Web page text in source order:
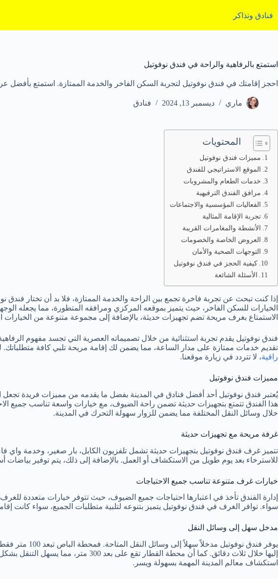
إلى
المحتوى
فنادق وتذاكر
استمتع بالرفاهية والراحة في فندق نوفوتيل
احجز إقامتك في فندق نوفوتيل لتجربة السكن الفاخر والخدمة الممتازة. استمتع بأفضل
ماري ديسمبر 13, 2024 فنادق
المحتويات
مميزات فندق نوفوتيل
الموقع الاستراتيجي للفندق
خدمات الطعام والمشروبات
مرافق الفندق الترفيهية
الفعاليات المؤسسية والاجتماعات
تجربة الإقامة المثالية
الأنشطة والمغامرات القريبة
العروض الخاصة والخصومات
التوجهات الصحية والأمان
كيفية الحجز في فندق نوفوتيل
الأسئلة الشائعة
إذا كنت تبحث عن تجربة فاخرة تجمع بين الراحة والخدمة الممتازة، فلا بد أن تختار فندق
الخيارات للسكن الفاخر، حيث يتميز بموقعه المركزي ومرافقه المتطورة، مما يجعله
الاستمتاع بغرف مريحة تضم تجهيزات حديثة، بالإضافة إلى مجموعة متنوعة من الخيارات
فندق نوفوتيل يقدم تجربة استثنائية من خلال تصميماته العصرية التي تجسد مفهوم
تقديم خدمات ممتازة على مدار الساعة، مما يضمن لك إقامة مريحة تلبي كافة
راقية، لا تتردد في زيارة موقعنا.
مميزات فندق نوفوتيل
يُعتبر فندق نوفوتيل أحد أفضل فنادق في المدينة بفضل ما يقدمه من مميزات فريدة
هذا الفندق تتمتع بتجهيزات حديثة تضمن راحة الضيوف، مع خيارات واسعة تناسب جميع
خلال وسائل النقل المختلفة مما يضمن للزوار سهولة التحرك في المدينة.
غرفة مريحة مع تجهيزات حديثة
تتميز غرف فندق نوفوتيل بتجهيزات حديثة تشمل تلفزيون الكابل، بار صغير، وخدمة واي
للاسترخاء بعد يوم طويل من الاستكشاف أو العمل. بالإضافة إلى ذلك، يتم توفير بياضات
خيارات غرف متنوعة تناسب جميع الاحتياجات
إدارة الفندق تأخذ في اعتبارها احتياجات جميع الضيوف، حيث تتوفر خيارات متعددة
سواء. توافر الغرف في فندق نوفوتيل يتميز بتنوعه لتلبية متطلبات الجميع، سواء كانت
مدخل سهل إلى وسائل النقل
يوفر فندق نوفوتيل
إليها خلال ثلاث دقائق. كما أن محطة القطار تقع
استكشاف معالم المدينة المهمة بسهولة ويسر.